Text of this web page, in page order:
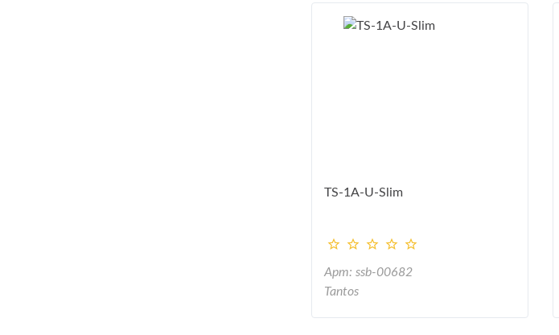
TS-1A-U-Slim
Арт: ssb-00682
Tantos